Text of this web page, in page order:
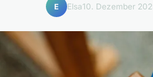
E Elsa10. Dezember